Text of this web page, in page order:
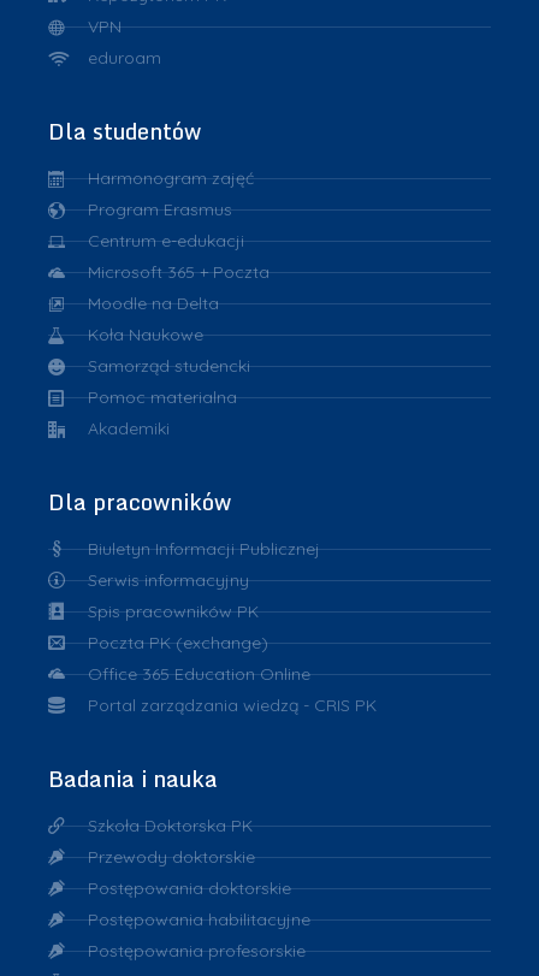
VPN
eduroam
Dla studentów
Harmonogram zajęć
Program Erasmus
Centrum e-edukacji
Microsoft 365 + Poczta
Moodle na Delta
Koła Naukowe
Samorząd studencki
Pomoc materialna
Akademiki
Dla pracowników
Biuletyn Informacji Publicznej
Serwis informacyjny
Spis pracowników PK
Poczta PK (exchange)
Office 365 Education Online
Portal zarządzania wiedzą - CRIS PK
Badania i nauka
Szkoła Doktorska PK
Przewody doktorskie
Postępowania doktorskie
Postępowania habilitacyjne
Postępowania profesorskie